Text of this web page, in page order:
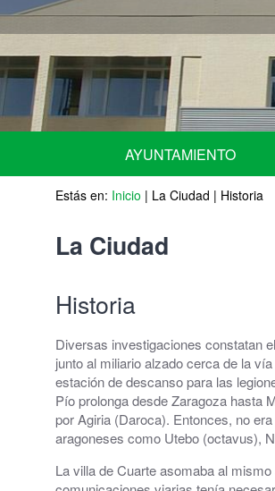
AYUNTAMIENTO
URGENTE - NOTICIAS
Equipo de Gobierno
Miembros de la Junta de
Comisiones Informativas
Nombramiento de
Grupos políticos
Plenos Municipales
Estás en: Inicio | La Ciudad | Historia
La Ciudad
Historia
Diversas investigaciones constatan
junto al miliario alzado cerca de la
estación de descanso para las
Pío prolonga desde Zaragoza hasta
por Agiria (Daroca). Entonces, no
aragoneses como Utebo (octavus),
La villa de Cuarte asomaba al